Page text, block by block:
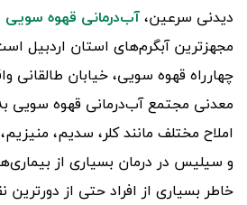
دیدنی سرعین،آب‌درمانی قهوه
مجهزترین آبگرم‌های استان اردبیل
چهارراه قهوه سویی، خیابان
معدنی مجتمع آب‌درمانی قهوه سویی
املاح مختلف مانند کلر، سدیم،
و سیلیس در درمان بسیاری از
خاطر بسیاری از افراد حتی از دور‌ترین